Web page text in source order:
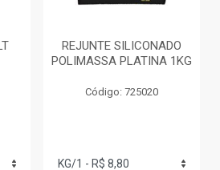
REJUNTE SILICONADO
POLIMASSA PLATINA 1KG
Código: 725020